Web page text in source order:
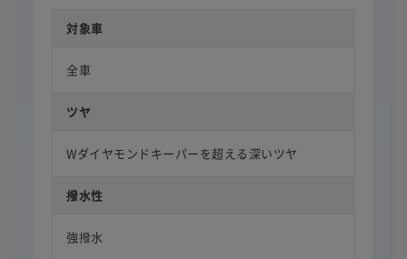
対象車
全車
ツヤ
Wダイヤモンドキーパーを超える深いツヤ
撥水性
強撥水